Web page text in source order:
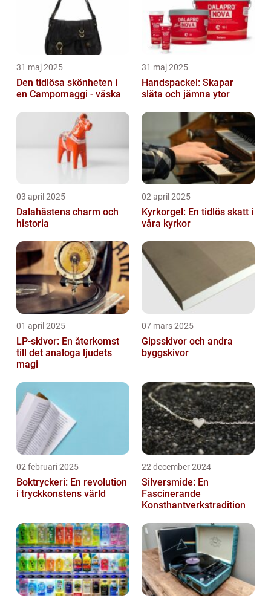
31 maj 2025
Den tidlösa skönheten i
en Campomaggi - väska
31 maj 2025
Handspackel: Skapar
släta och jämna ytor
03 april 2025
Dalahästens charm och
historia
02 april 2025
Kyrkorgel: En tidlös skatt i
våra kyrkor
01 april 2025
LP-skivor: En återkomst
till det analoga ljudets
magi
07 mars 2025
Gipsskivor och andra
byggskivor
02 februari 2025
Boktryckeri: En revolution
i tryckkonstens värld
22 december 2024
Silversmide: En
Fascinerande
Konsthantverkstradition